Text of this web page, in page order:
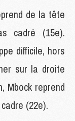
de la tête
cadré (15e).
difficile, hors
sur la droite
Mbock reprend
(22e).